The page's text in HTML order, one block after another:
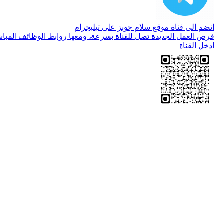
انضم الى قناة موقع سلام جوبز على تيليجرام
فرص العمل الجديدة تصل للقناة بسرعة، ومعها روابط الوظائف
ادخل القناة